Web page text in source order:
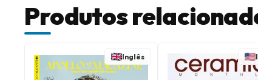
Produtos
Inglês